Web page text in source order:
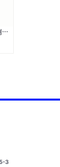
７日でできるキャラクター創作入門
3